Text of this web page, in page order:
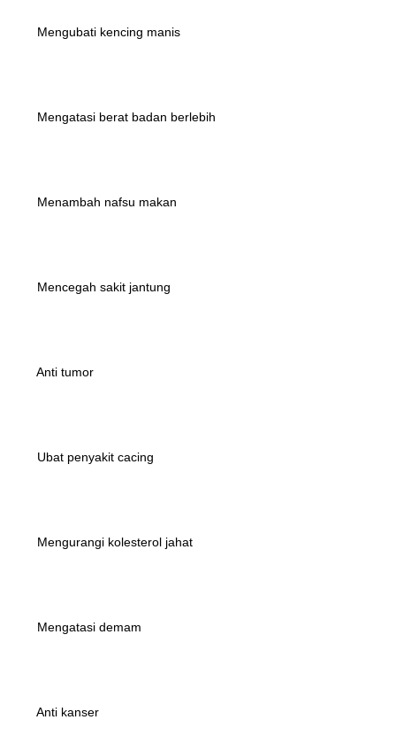
Mengubati kencing manis
Mengatasi berat badan berlebih
Menambah nafsu makan
Mencegah sakit jantung
Anti tumor
Ubat penyakit cacing
Mengurangi kolesterol jahat
Mengatasi demam
Anti kanser